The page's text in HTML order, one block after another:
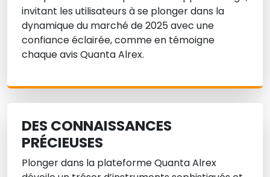
invitant les utilisateurs à se plonger dans la
dynamique du marché de 2025 avec une
confiance éclairée, comme en témoigne
chaque avis Quanta Alrex.
DES CONNAISSANCES
PRÉCIEUSES
Plonger dans la plateforme Quanta Alrex